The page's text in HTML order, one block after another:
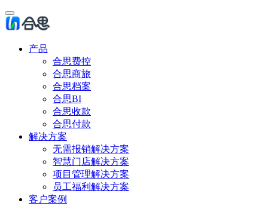
产品
合思费控
合思商旅
合思档案
合思BI
合思收款
合思付款
解决方案
无需报销解决方案
智慧门店解决方案
项目管理解决方案
员工福利解决方案
客户案例